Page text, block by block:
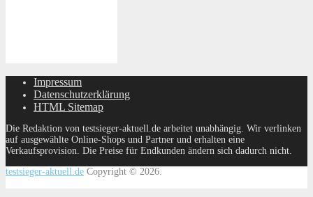
Impressum
Datenschutzerklärung
HTML Sitemap
Die Redaktion von testsieger-aktuell.de arbeitet unabhängig. Wir verlinken
auf ausgewählte Online-Shops und Partner und erhalten eine
Verkaufsprovision. Die Preise für Endkunden ändern sich dadurch nicht.
testsieger-aktuell.de Copyright © 2026.